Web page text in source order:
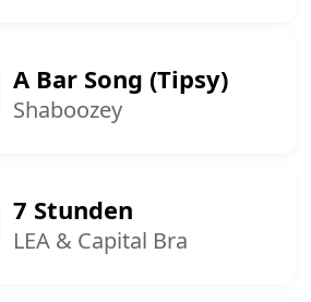
A Bar Song (Tipsy)
Shaboozey
7 Stunden
LEA & Capital Bra